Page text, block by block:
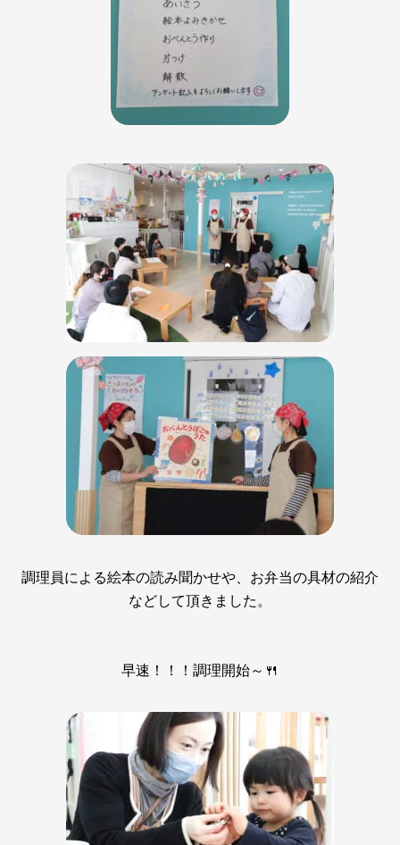
調理員による絵本の読み聞かせや、お弁当の具材の紹介
などして頂きました。
早速！！！調理開始～🍴